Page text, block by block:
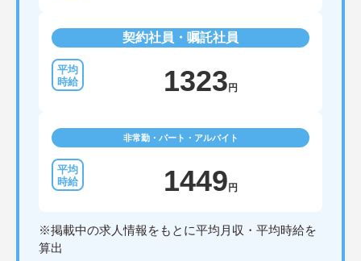
契約社員・嘱託社員
1323 円
非常勤・パート・アルバイト
1449 円
※掲載中の求人情報をもとに平均月収・平均時給を
算出